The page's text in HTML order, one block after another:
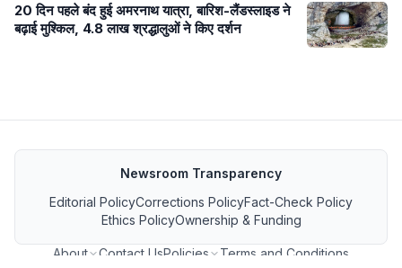
20 दिन पहले बंद हुई अमरनाथ यात्रा, बारिश-लैंडस्लाइड ने
बढ़ाई मुश्किल, 4.8 लाख श्रद्धालुओं ने किए दर्शन
Newsroom Transparency
Editorial PolicyCorrections PolicyFact-Check Policy
Ethics PolicyOwnership & Funding
About Contact UsPolicies
Terms and Conditions